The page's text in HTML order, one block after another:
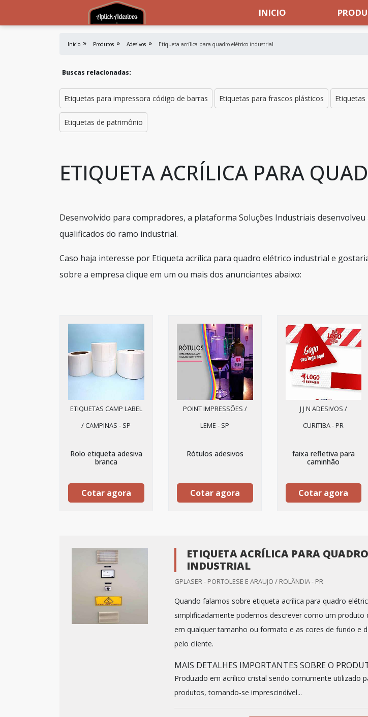
INICIO
Início Produtos Adesivos Etiqueta acrílica para quadro elétrico industrial
Buscas relacionadas:
Etiquetas para impressora código de barras Etiquetas para frascos plásticos
Etiquetas de patrimônio
ETIQUETA ACRÍLICA PARA
Desenvolvido para compradores, a plataforma Soluções Industriais
qualificados do ramo industrial.
Caso haja interesse por Etiqueta acrílica para quadro elétrico industrial e
sobre a empresa clique em um ou mais dos anunciantes abaixo:
ETIQUETAS CAMP LABEL
/ CAMPINAS - SP
Rolo etiqueta adesiva
branca
Cotar agora
POINT IMPRESSÕES /
LEME - SP
Rótulos adesivos
Cotar agora
J J N ADESIVOS /
CURITIBA - PR
faixa refletiva para
caminhão
Cotar agora
ETIQUETA ACRÍLICA PARA
INDUSTRIAL
GPLASER - PORTOLESE E ARAUJO / ROLÂNDIA - PR
Quando falamos sobre etiqueta acrílica para quadro
simplificadamente podemos descrever como um produto
em qualquer tamanho ou formato e as cores de fundo e
pelo cliente.
MAIS DETALHES IMPORTANTES SOBRE O
Produzido em acrílico cristal sendo comumente utilizado
produtos, tornando-se imprescindível...